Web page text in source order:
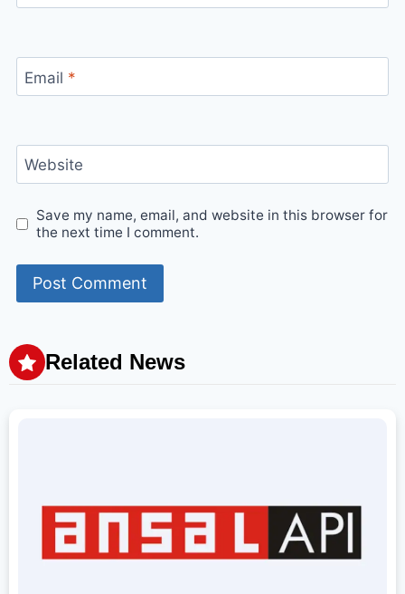
Email *
Website
Save my name, email, and website in this browser for
the next time I comment.
Related News